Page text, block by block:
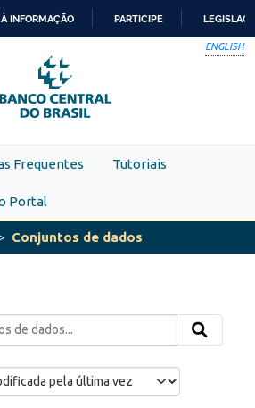
PARA
O
CONTEÚDO
INFORMAÇÃO PARTICIPE
ENGLISH
Frequentes Tutoriais
Portal
Conjuntos de dados